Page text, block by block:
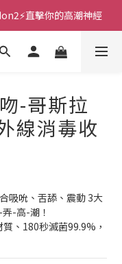
飛象💜
S2 Pro玩遍所有姿勢
飛象💜
-哥斯拉
線消毒收
吸吮、舌舔、震動 3大
-高-潮！
、180秒滅菌99.9%，